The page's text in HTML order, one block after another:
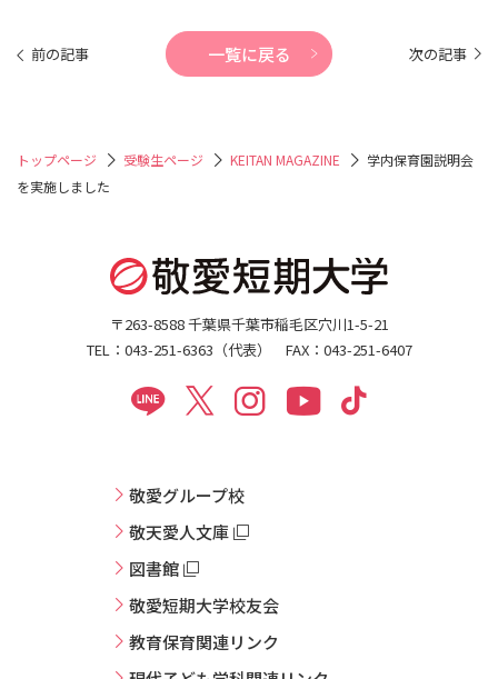
前の記事 一覧に戻る 次の記事
トップページ 受験生ページ KEITAN MAGAZINE
学内保育園説明会
を実施しました
〒263-8588 千葉県千葉市稲毛区穴川1-5-21
TEL：043-251-6363（代表） FAX：043-251-6407
敬愛グループ校
敬天愛人文庫
図書館
敬愛短期大学校友会
教育保育関連リンク